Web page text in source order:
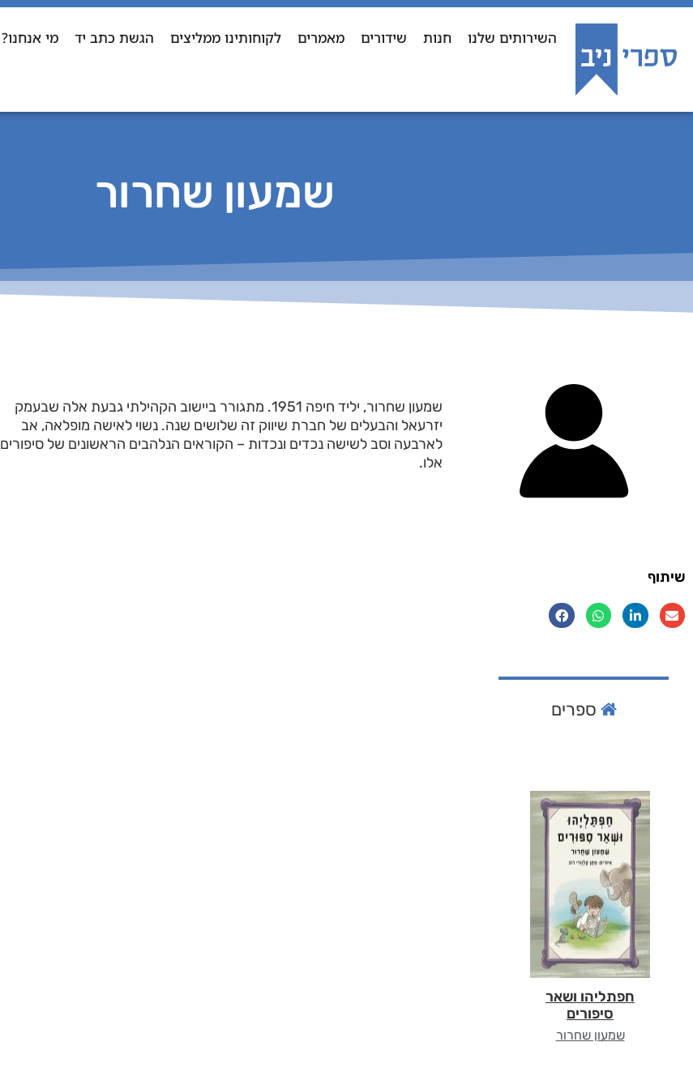
השירותים שלנו חנות שידורים מאמרים לקוחותינו ממליצים הגשת כתב יד מי אנחנו?
שמעון שחרור
שמעון שחרור, יליד חיפה 1951. מתגורר ביישוב הקהילתי גבעת אלה שבעמק
יזרעאל והבעלים של חברת שיווק זה שלושים שנה. נשוי לאישה מופלאה, אב
לארבעה וסב לשישה נכדים ונכדות – הקוראים הנלהבים הראשונים של סיפורים
אלו.
שיתוף
ספרים
חפתליהו ושאר
סיפורים
שמעון שחרור